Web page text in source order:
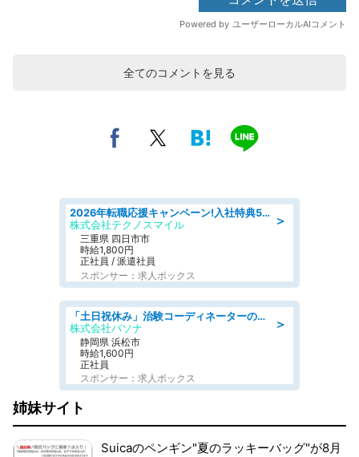
全てのコメントを見る
＞
2026年転職応援キャンペーン!入社特典58万円/デンソーで働こう!自動車工場で小型部品の検査業務 denso aichi
株式会社テクノスマイル
三重県 四日市市
時給1,800円
正社員 / 派遣社員
スポンサー：求人ボックス
＞
「土日祝休み」治験コーディネーターのお仕事/未経験OK
株式会社パソナ
静岡県 浜松市
時給1,600円
正社員
スポンサー：求人ボックス
姉妹サイト
Suicaのペンギン"夏のラッキーバッグ"が8月